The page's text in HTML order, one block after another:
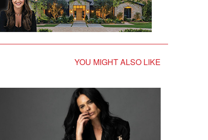
YOU MIGHT ALSO LIKE